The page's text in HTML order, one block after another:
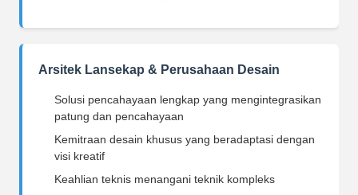
Arsitek Lansekap & Perusahaan Desain
Solusi pencahayaan lengkap yang mengintegrasikan
patung dan pencahayaan
Kemitraan desain khusus yang beradaptasi dengan
visi kreatif
Keahlian teknis menangani teknik kompleks